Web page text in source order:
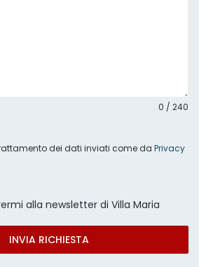
0 / 240
dei dati inviati come da Privacy
alla newsletter di Villa Maria
INVIA RICHIESTA